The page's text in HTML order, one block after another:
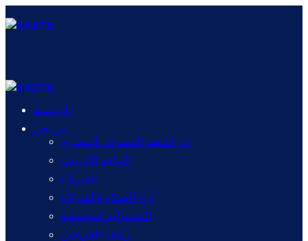
الرئيسية
من نحن
عن المعهد المصرفي المصري
التواجد الأفريقي
الشركاء
أراء العملاء والشركاء
المسئولية المجتمعية
رابطة الخريجين